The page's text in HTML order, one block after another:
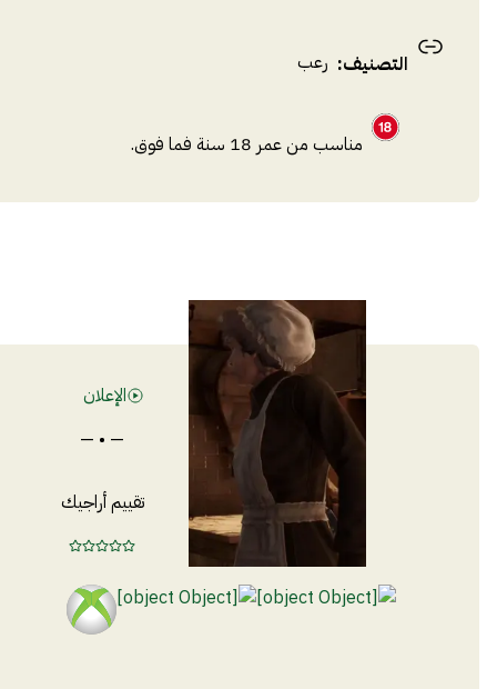
التصنيف: رعب
مناسب من عمر 18 سنة فما فوق.
الإعلان
— • —
تقييم أراجيك